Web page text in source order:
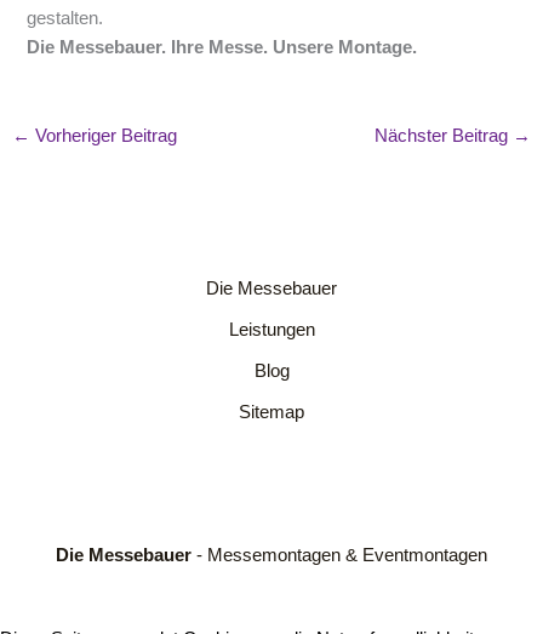
gestalten.
Die Messebauer. Ihre Messe. Unsere Montage.
← Vorheriger Beitrag Nächster Beitrag →
Die Messebauer
Leistungen
Blog
Sitemap
Die Messebauer - Messemontagen & Eventmontagen